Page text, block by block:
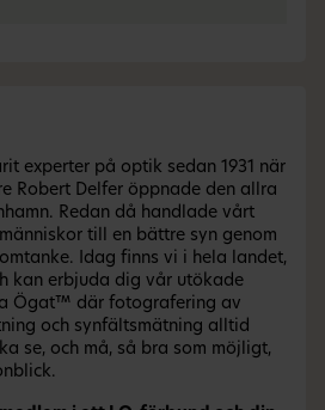
experter på optik sedan 1931 när
Robert Delfer öppnade den allra
Redan då handlade vårt
till en bättre syn genom
Idag finns vi i hela landet,
kan erbjuda dig vår utökade
Ögat™ där fotografering av
och synfältsmätning alltid
se, och må, så bra som möjligt,